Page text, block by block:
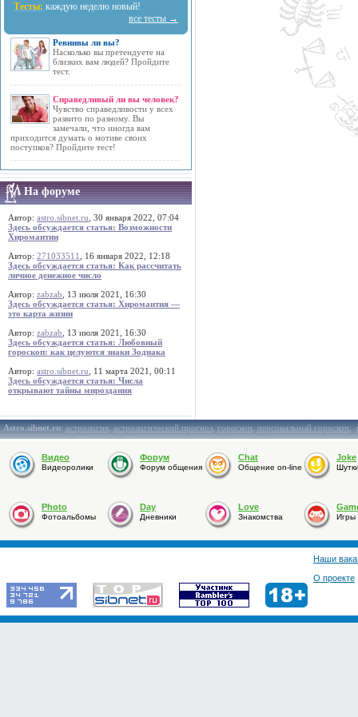
Тесты: каждую неделю новый!
все тесты →
Ревнивы ли вы?
Насколько вы претендуете на
близких вам людей? Пройдите
тест.
Справедливый ли вы человек?
Чувство справедливости у всех
развито по разному. Вы
замечали, что иногда вам
приходится думать о мотиве своих
поступков? Пройдите тест!
На форуме
Автор: astro.sibnet.ru , 30 января 2022, 07:04
Здесь обсуждается статья: Возможности
Хиромантии
Автор: 271033511
, 16 января 2022, 12:18
Здесь обсуждается статья: Как рассчитать
личное денежное число
Автор: zabzab , 13 июля 2021, 16:30
Здесь обсуждается статья: Хиромантия —
это карта жизни
Автор: zabzab , 13 июля 2021, 16:30
Здесь обсуждается статья: Любовный
гороскоп: как целуются знаки Зодиака
Автор: astro.sibnet.ru , 11 марта 2021, 00:11
Здесь обсуждается статья: Числа
открывают тайны мироздания
Astro.sibnet.ru:астрология,астрологический прогноз,гороскоп,персональный гороскоп,
Видео
Видеоролики
Форум
Форум общения
Chat
Общение on-line
Joke
Photo
Фотоальбомы
Day
Дневники
Love
Знакомства Игры
Наши
О проекте